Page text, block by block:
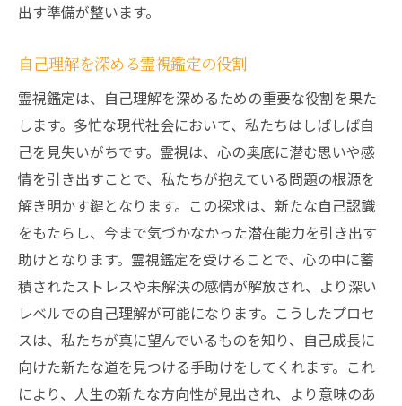
出す準備が整います。
自己理解を深める霊視鑑定の役割
霊視鑑定は、自己理解を深めるための重要な役割を果た
します。多忙な現代社会において、私たちはしばしば自
己を見失いがちです。霊視は、心の奥底に潜む思いや感
情を引き出すことで、私たちが抱えている問題の根源を
解き明かす鍵となります。この探求は、新たな自己認識
をもたらし、今まで気づかなかった潜在能力を引き出す
助けとなります。霊視鑑定を受けることで、心の中に蓄
積されたストレスや未解決の感情が解放され、より深い
レベルでの自己理解が可能になります。こうしたプロセ
スは、私たちが真に望んでいるものを知り、自己成長に
向けた新たな道を見つける手助けをしてくれます。これ
により、人生の新たな方向性が見出され、より意味のあ